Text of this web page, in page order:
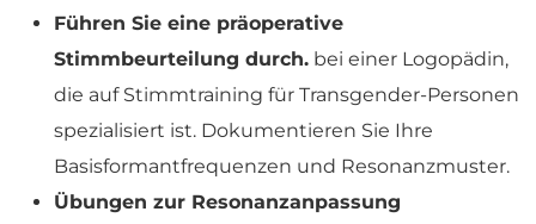
Führen Sie eine präoperative
Stimmbeurteilung durch. bei einer Logopädin,
die auf Stimmtraining für Transgender-Personen
spezialisiert ist. Dokumentieren Sie Ihre
Basisformantfrequenzen und Resonanzmuster.
Übungen zur Resonanzanpassung